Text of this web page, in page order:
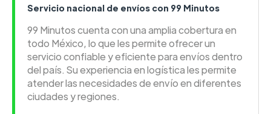
Servicio nacional de envíos con 99 Minutos
99 Minutos cuenta con una amplia cobertura en
todo México, lo que les permite ofrecer un
servicio confiable y eficiente para envíos dentro
del país. Su experiencia en logística les permite
atender las necesidades de envío en diferentes
ciudades y regiones.